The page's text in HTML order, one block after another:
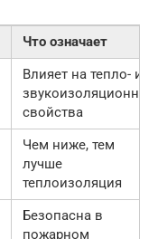
Что означает
Влияет на тепло- и
звукоизоляционные
свойства
Чем ниже, тем
лучше
теплоизоляция
Безопасна в
пожарном